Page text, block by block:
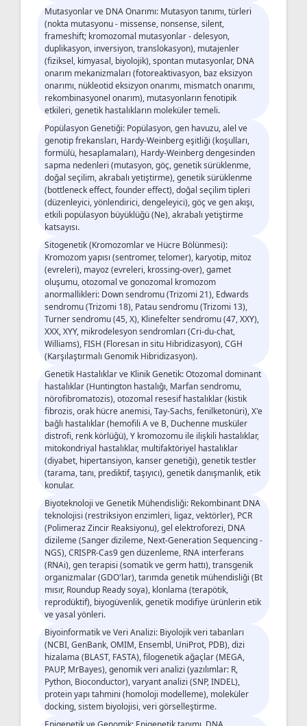
Mutasyonlar ve DNA Onarımı: Mutasyon tanımı, türleri
(nokta mutasyonu - missense, nonsense, silent,
frameshift; kromozomal mutasyonlar - delesyon,
duplikasyon, inversiyon, translokasyon), mutajenler
(fiziksel, kimyasal, biyolojik), spontan mutasyonlar, DNA
onarım mekanizmaları (fotoreaktivasyon, baz eksizyon
onarımı, nükleotid eksizyon onarımı, mismatch onarımı,
rekombinasyonel onarım), mutasyonların fenotipik
etkileri, genetik hastalıkların moleküler temeli.
Popülasyon Genetiği: Popülasyon, gen havuzu, alel ve
genotip frekansları, Hardy-Weinberg eşitliği (koşulları,
formülü, hesaplamaları), Hardy-Weinberg dengesinden
sapma nedenleri (mutasyon, göç, genetik sürüklenme,
doğal seçilim, akrabalı yetiştirme), genetik sürüklenme
(bottleneck effect, founder effect), doğal seçilim tipleri
(düzenleyici, yönlendirici, dengeleyici), göç ve gen akışı,
etkili popülasyon büyüklüğü (Ne), akrabalı yetiştirme
katsayısı.
Sitogenetik (Kromozomlar ve Hücre Bölünmesi):
Kromozom yapısı (sentromer, telomer), karyotip, mitoz
(evreleri), mayoz (evreleri, krossing-over), gamet
oluşumu, otozomal ve gonozomal kromozom
anormallikleri: Down sendromu (Trizomi 21), Edwards
sendromu (Trizomi 18), Patau sendromu (Trizomi 13),
Turner sendromu (45, X), Klinefelter sendromu (47, XXY),
XXX, XYY, mikrodelesyon sendromları (Cri-du-chat,
Williams), FISH (Floresan in situ Hibridizasyon), CGH
(Karşılaştırmalı Genomik Hibridizasyon).
Genetik Hastalıklar ve Klinik Genetik: Otozomal dominant
hastalıklar (Huntington hastalığı, Marfan sendromu,
nörofibromatozis), otozomal resesif hastalıklar (kistik
fibrozis, orak hücre anemisi, Tay-Sachs, fenilketonüri), X'e
bağlı hastalıklar (hemofili A ve B, Duchenne musküler
distrofi, renk körlüğü), Y kromozomu ile ilişkili hastalıklar,
mitokondriyal hastalıklar, multifaktöriyel hastalıklar
(diyabet, hipertansiyon, kanser genetiği), genetik testler
(tarama, tanı, prediktif, taşıyıcı), genetik danışmanlık, etik
konular.
Biyoteknoloji ve Genetik Mühendisliği: Rekombinant DNA
teknolojisi (restriksiyon enzimleri, ligaz, vektörler), PCR
(Polimeraz Zincir Reaksiyonu), gel elektroforezi, DNA
dizileme (Sanger dizileme, Next-Generation Sequencing -
NGS), CRISPR-Cas9 gen düzenleme, RNA interferans
(RNAi), gen terapisi (somatik ve germ hattı), transgenik
organizmalar (GDO'lar), tarımda genetik mühendisliği (Bt
mısır, Roundup Ready soya), klonlama (terapötik,
reprodüktif), biyogüvenlik, genetik modifiye ürünlerin etik
ve yasal yönleri.
Biyoinformatik ve Veri Analizi: Biyolojik veri tabanları
(NCBI, GenBank, OMIM, Ensembl, UniProt, PDB), dizi
hizalama (BLAST, FASTA), filogenetik ağaçlar (MEGA,
PAUP, MrBayes), genomik veri analizi (yazılımlar: R,
Python, Bioconductor), varyant analizi (SNP, INDEL),
protein yapı tahmini (homoloji modelleme), moleküler
docking, sistem biyolojisi, veri görselleştirme.